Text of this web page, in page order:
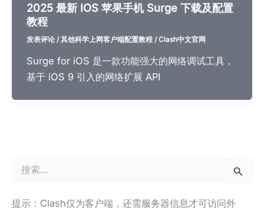
2025 最新 IOS 苹果手机 Surge 下载及配置
教程
发表评论 /其他科学上网客户端配置教程/Clash中文官网
Surge for iOS 是一款功能强大的网络调试工具，
基于 iOS 9 引入的网络扩展 API
提示：Clash仅为客户端，还需服务器信息才可访问外